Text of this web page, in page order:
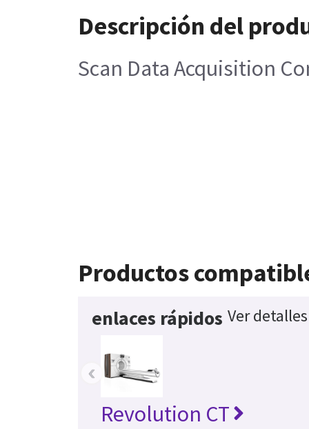
Descripción del
Scan Data Acquisition
Productos
enlaces rápidos Ver
Revolution CT
‹